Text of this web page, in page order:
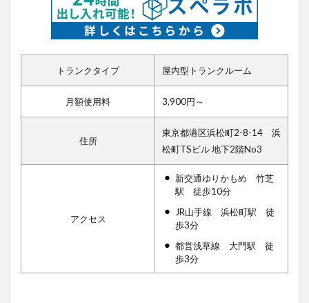
トランクタイプ 屋内型トランクルーム
月額使用料 3,900円～
住所
東京都港区浜松町2-8-14 浜
松町TSビル 地下2階No3
アクセス
新交通ゆりかもめ 竹芝
駅 徒歩10分
JR山手線 浜松町駅 徒
歩3分
都営浅草線 大門駅 徒
歩3分